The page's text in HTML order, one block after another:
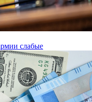
слабые